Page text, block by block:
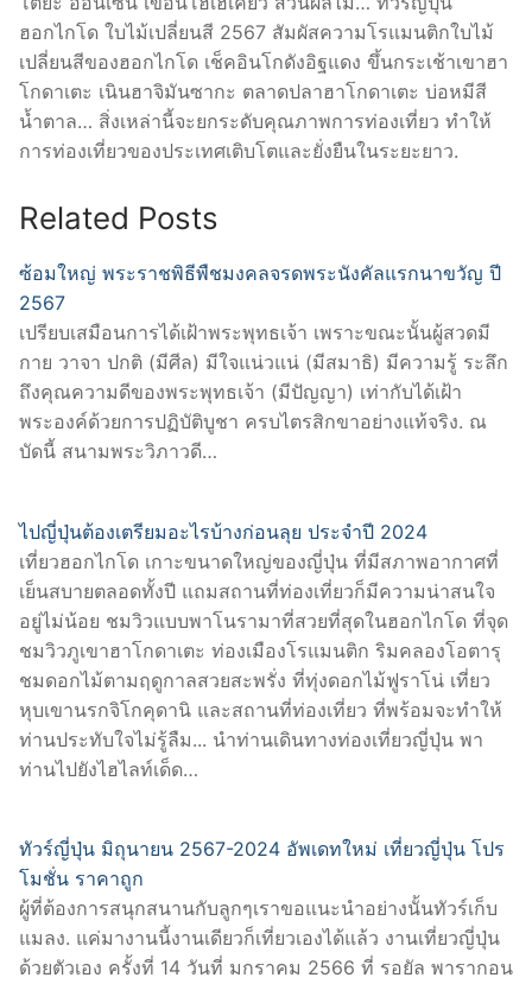
ฮอกไกโด ใบไม้เปลี่ยนสี 2567 สัมผัสความโรแมนติกใบไม้
เปลี่ยนสีของฮอกไกโด เช็คอินโกดังอิฐแดง ขึ้นกระเช้าเขาฮา
โกดาเตะ เนินฮาจิมันซากะ ตลาดปลาฮาโกดาเตะ บ่อหมีสี
น้ำตาล… สิ่งเหล่านี้จะยกระดับคุณภาพการท่องเที่ยว ทำให้
การท่องเที่ยวของประเทศเติบโตและยั่งยืนในระยะยาว.
Related Posts
ซ้อมใหญ่ พระราชพิธีพืชมงคลจรดพระนังคัลแรกนาขวัญ ปี
2567
เปรียบเสมือนการได้เฝ้าพระพุทธเจ้า เพราะขณะนั้นผู้สวดมี
กาย วาจา ปกติ (มีศีล) มีใจแน่วแน่ (มีสมาธิ) มีความรู้ ระลึก
ถึงคุณความดีของพระพุทธเจ้า (มีปัญญา) เท่ากับได้เฝ้า
พระองค์ด้วยการปฏิบัติบูชา ครบไตรสิกขาอย่างแท้จริง. ณ
บัดนี้ สนามพระวิภาวดี…
ไปญี่ปุ่นต้องเตรียมอะไรบ้างก่อนลุย ประจำปี 2024
เที่ยวฮอกไกโด เกาะขนาดใหญ่ของญี่ปุ่น ที่มีสภาพอากาศที่
เย็นสบายตลอดทั้งปี แถมสถานที่ท่องเที่ยวก็มีความน่าสนใจ
อยู่ไม่น้อย ชมวิวแบบพาโนรามาที่สวยที่สุดในฮอกไกโด ที่จุด
ชมวิวภูเขาฮาโกดาเตะ ท่องเมืองโรแมนติก ริมคลองโอตารุ
ชมดอกไม้ตามฤดูกาลสวยสะพรั่ง ที่ทุ่งดอกไม้ฟูราโน่ เที่ยว
หุบเขานรกจิโกคุดานิ และสถานที่ท่องเที่ยว ที่พร้อมจะทำให้
ท่านประทับใจไม่รู้ลืม... นำท่านเดินทางท่องเที่ยวญี่ปุ่น พา
ท่านไปยังไฮไลท์เด็ด…
ทัวร์ญี่ปุ่น มิถุนายน 2567-2024 อัพเดทใหม่ เที่ยวญี่ปุ่น โปร
โมชั่น ราคาถูก
ผู้ที่ต้องการสนุกสนานกับลูกๆเราขอแนะนำอย่างนั้นทัวร์เก็บ
แมลง. แค่มางานนี้งานเดียวก็เที่ยวเองได้แล้ว งานเที่ยวญี่ปุ่น
ด้วยตัวเอง ครั้งที่ 14 วันที่ มกราคม 2566 ที่ รอยัล พารากอน